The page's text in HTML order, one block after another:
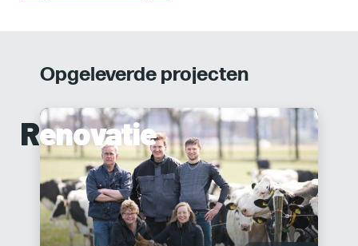
Opgeleverde projecten
Renovatie
Renovatie